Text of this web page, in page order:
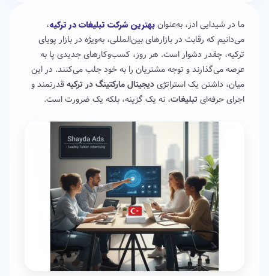
ما در شیدایی ادز، به‌عنوانبهترین شرکت تبلیغات در ترکیه،
می‌دانیم که رقابت در بازارهای بین‌المللی، به‌ویژه در بازار پویای
ترکیه، چقدر دشوار است. هر روز، کسب‌وکارهای جدیدی پا به
عرصه می‌گذارند و توجه مشتریان را به خود جلب می‌کنند. در این
میان، داشتن یک استراتژیدیجیتال مارکتینگ در ترکیهقدرتمند و
اجرای حرفه‌ایتبلیغات، نه یک گزینه، بلکه یک ضرورت است.